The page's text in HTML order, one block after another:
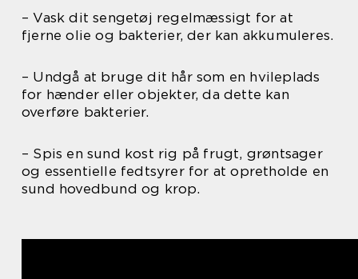
– Vask dit sengetøj regelmæssigt for at
fjerne olie og bakterier, der kan akkumuleres.
– Undgå at bruge dit hår som en hvileplads
for hænder eller objekter, da dette kan
overføre bakterier.
– Spis en sund kost rig på frugt, grøntsager
og essentielle fedtsyrer for at opretholde en
sund hovedbund og krop.